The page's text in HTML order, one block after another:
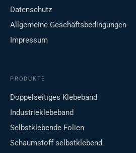
Datenschutz
Allgemeine Geschäftsbedingungen
Impressum
PRODUKTE
Doppelseitiges Klebeband
Industrieklebeband
Selbstklebende Folien
Schaumstoff selbstklebend